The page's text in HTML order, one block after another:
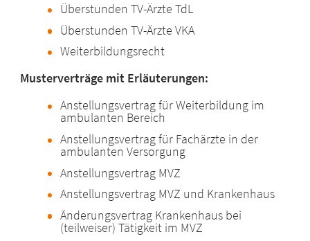
Überstunden TV-Ärzte TdL
Überstunden TV-Ärzte VKA
Weiterbildungsrecht
Musterverträge mit Erläuterungen:
Anstellungsvertrag für Weiterbildung im
ambulanten Bereich
Anstellungsvertrag für Fachärzte in der
ambulanten Versorgung
Anstellungsvertrag MVZ
Anstellungsvertrag MVZ und Krankenhaus
Änderungsvertrag Krankenhaus bei
(teilweiser) Tätigkeit im MVZ